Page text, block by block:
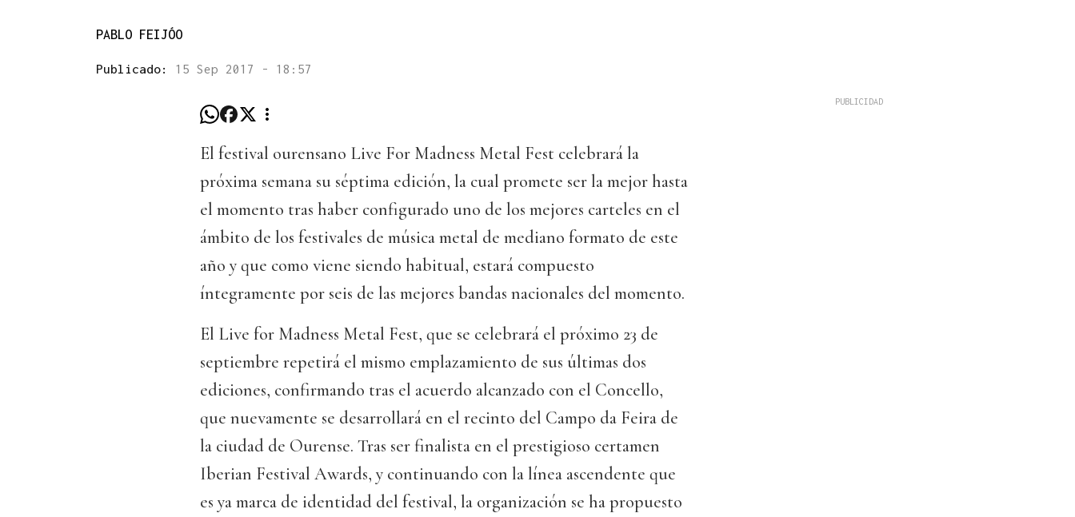
PABLO FEIJÓO
Publicado: 15 Sep 2017 - 18:57
El festival ourensano Live For Madness Metal Fest celebrará la
próxima semana su séptima edición, la cual promete ser la mejor hasta
el momento tras haber configurado uno de los mejores carteles en el
ámbito de los festivales de música metal de mediano formato de este
año y que como viene siendo habitual, estará compuesto
íntegramente por seis de las mejores bandas nacionales del momento.
El Live for Madness Metal Fest, que se celebrará el próximo 23 de
septiembre repetirá el mismo emplazamiento de sus últimas dos
ediciones, confirmando tras el acuerdo alcanzado con el Concello,
que nuevamente se desarrollará en el recinto del Campo da Feira de
la ciudad de Ourense. Tras ser finalista en el prestigioso certamen
Iberian Festival Awards, y continuando con la línea ascendente que
es ya marca de identidad del festival, la organización se ha propuesto